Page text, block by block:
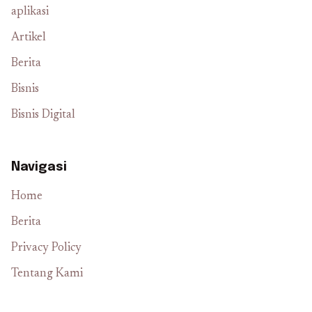
aplikasi
Artikel
Berita
Bisnis
Bisnis Digital
Navigasi
Home
Berita
Privacy Policy
Tentang Kami